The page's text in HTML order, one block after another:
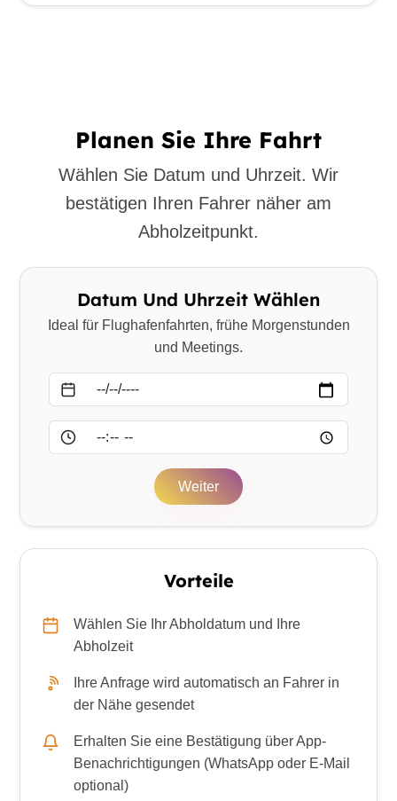
Planen Sie Ihre Fahrt
Wählen Sie Datum und Uhrzeit. Wir
bestätigen Ihren Fahrer näher am
Abholzeitpunkt.
Datum Und Uhrzeit Wählen
Ideal für Flughafenfahrten, frühe Morgenstunden
und Meetings.
Weiter
Vorteile
Wählen Sie Ihr Abholdatum und Ihre
Abholzeit
Ihre Anfrage wird automatisch an Fahrer in
der Nähe gesendet
Erhalten Sie eine Bestätigung über App-
Benachrichtigungen (WhatsApp oder E-Mail
optional)